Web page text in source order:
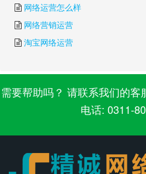
网络运营怎么样
网络营销运营
淘宝网络运营
需要帮助吗？ 请联系我们的
电话: 0311-